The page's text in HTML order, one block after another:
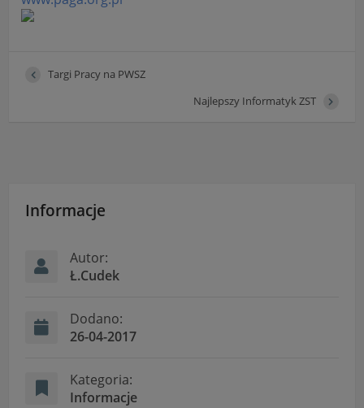
Targi Pracy na PWSZ
Najlepszy Informatyk ZST
Informacje
Autor:
Ł.Cudek
Dodano:
26-04-2017
Kategoria:
Informacje